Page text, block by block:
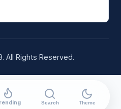
All Rights Reserved.
Search Theme